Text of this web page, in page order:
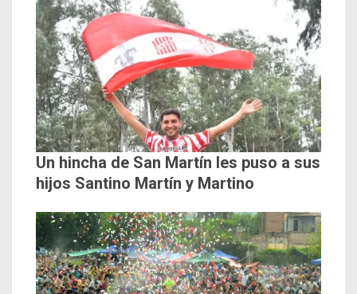
Un hincha de San Martín les puso a sus
hijos Santino Martín y Martino